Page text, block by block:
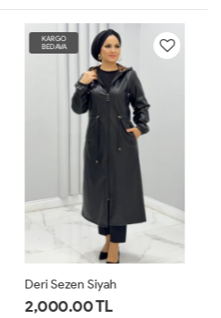
KARGO
BEDAVA
Kap Bondik Zühre Siyah
2,200.00 TL